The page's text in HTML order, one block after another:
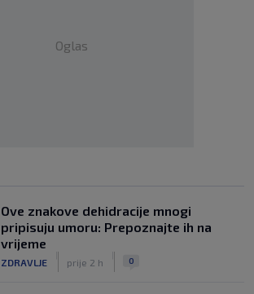
Oglas
Ove znakove dehidracije mnogi
pripisuju umoru: Prepoznajte ih na
vrijeme
ZDRAVLJE prije 2 h 0